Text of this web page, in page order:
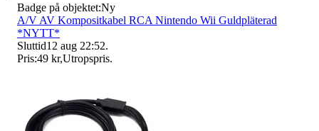
Badge på objektet:Ny
A/V AV Kompositkabel RCA Nintendo Wii Guldpläterad
*NYTT*
Sluttid12 aug 22:52.
Pris:49 kr,Utropspris.